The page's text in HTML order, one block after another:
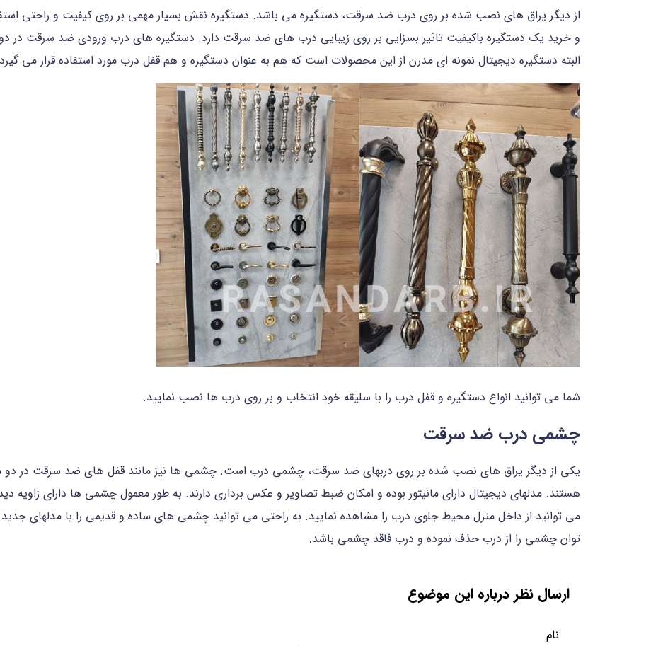
از دیگر یراق های نصب شده بر روی درب ضد سرقت، دستگیره می باشد. دستگیره نقش بسیار مهمی بر روی کیفیت و راحتی
و خرید یک دستگیره باکیفیت تاثیر بسزایی بر روی زیبایی درب های ضد سرقت دارد. دستگیره های درب ورودی ضد سرقت در
البته دستگیره دیجیتال نمونه ای مدرن از این محصولات است که هم به عنوان دستگیره و هم قفل درب مورد استفاده قرار می
شما می توانید انواع دستگیره و قفل درب را با سلیقه خود انتخاب و بر روی درب ها نصب نمایید.
چشمی درب ضد سرقت
یکی از دیگر یراق های نصب شده بر روی دربهای ضد سرقت، چشمی درب است. چشمی ها نیز مانند قفل های ضد سرقت در دو
می توانید از داخل منزل محیط جلوی درب را مشاهده نمایید. به راحتی می توانید چشمی های ساده و قدیمی را با مدلهای
توان چشمی را از درب حذف نموده و درب فاقد چشمی باشد.
ارسال نظر درباره این موضوع
نام